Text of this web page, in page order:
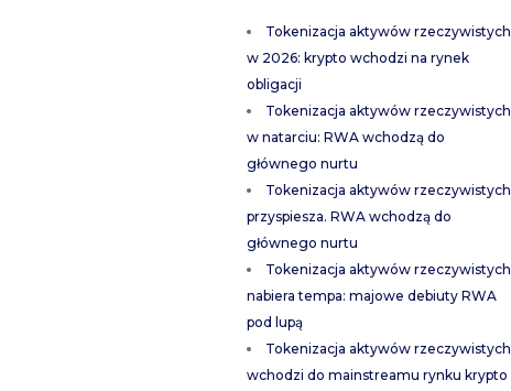
Tokenizacja aktywów rzeczywistych
w 2026: krypto wchodzi na rynek
obligacji
Tokenizacja aktywów rzeczywistych
w natarciu: RWA wchodzą do
głównego nurtu
Tokenizacja aktywów rzeczywistych
przyspiesza. RWA wchodzą do
głównego nurtu
Tokenizacja aktywów rzeczywistych
nabiera tempa: majowe debiuty RWA
pod lupą
Tokenizacja aktywów rzeczywistych
wchodzi do mainstreamu rynku krypto